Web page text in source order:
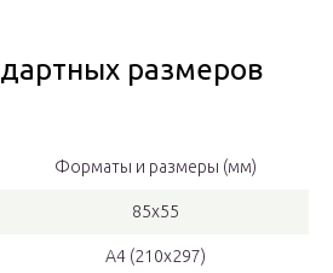
размеров
Форматы и размеры (мм)
85х55
А4 (210х297)